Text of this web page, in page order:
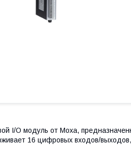
I/O модуль от Moxa,
16 цифровых входов/